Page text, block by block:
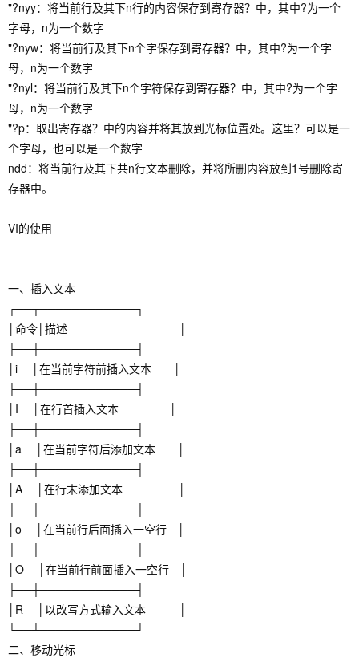
"?nyy：将当前行及其下n行的内容保存到寄存器？中，其中?为一个
字母，n为一个数字
"?nyw：将当前行及其下n个字保存到寄存器？中，其中?为一个字
母，n为一个数字
"?nyl：将当前行及其下n个字符保存到寄存器？中，其中?为一个字
母，n为一个数字
"?p：取出寄存器？中的内容并将其放到光标位置处。这里？可以是一
个字母，也可以是一个数字
ndd：将当前行及其下共n行文本删除，并将所删内容放到1号删除寄
存器中。
VI的使用
--------------------------------------------------------------------------------
一、插入文本
┌──┬────────────┐
│命令│描述 │
├──┼────────────┤
│i │在当前字符前插入文本 │
├──┼────────────┤
│I │在行首插入文本 │
├──┼────────────┤
│a │在当前字符后添加文本 │
├──┼────────────┤
│A │在行末添加文本 │
├──┼────────────┤
│o │在当前行后面插入一空行 │
├──┼────────────┤
│O │在当前行前面插入一空行 │
├──┼────────────┤
│R │以改写方式输入文本 │
└──┴────────────┘
二、移动光标